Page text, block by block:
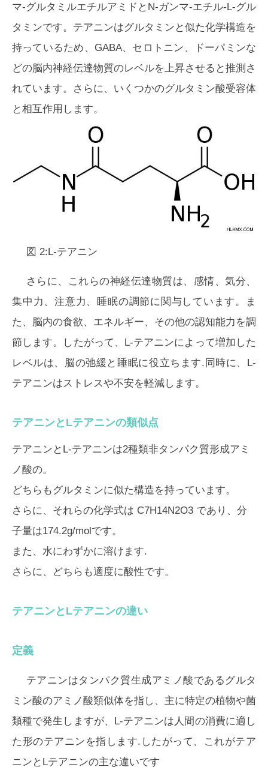
マ-グルタミルエチルアミドとN-ガンマ-エチル-L-グル
タミンです。テアニンはグルタミンと似た化学構造を
持っているため、GABA、セロトニン、ドーパミンな
どの脳内神経伝達物質のレベルを上昇させると推測さ
れています。さらに、いくつかのグルタミン酸受容体
と相互作用します。
図 2:L-テアニン
さらに、これらの神経伝達物質は、感情、気分、
集中力、注意力、睡眠の調節に関与しています。ま
た、脳内の食欲、エネルギー、その他の認知能力を調
節します。したがって、L-テアニンによって増加した
レベルは、脳の弛緩と睡眠に役立ちます.同時に、L-
テアニンはストレスや不安を軽減します。
テアニンとLテアニンの類似点
テアニンとL-テアニンは2種類非タンパク質形成アミ
ノ酸の。
どちらもグルタミンに似た構造を持っています。
さらに、それらの化学式は C7H14N2O3 であり、分
子量は174.2g/molです。
また、水にわずかに溶けます.
さらに、どちらも適度に酸性です。
テアニンとLテアニンの違い
定義
テアニンはタンパク質生成アミノ酸であるグルタ
ミン酸のアミノ酸類似体を指し、主に特定の植物や菌
類種で発生しますが、L-テアニンは人間の消費に適し
た形のテアニンを指します.したがって、これがテア
ニンとLテアニンの主な違いです